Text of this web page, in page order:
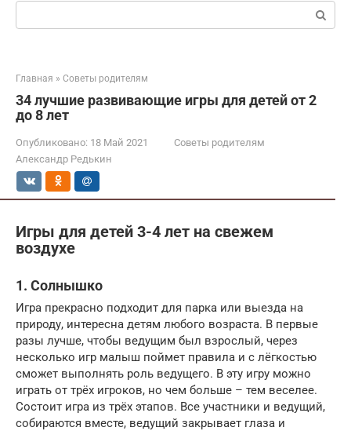
Поиск:
Главная » Советы родителям
34 лучшие развивающие игры для детей от 2
до 8 лет
Опубликовано: 18 Май 2021
Советы родителям
Александр Редькин
Игры для детей 3-4 лет на свежем
воздухе
1. Солнышко
Игра прекрасно подходит для парка или выезда на
природу, интересна детям любого возраста. В первые
разы лучше, чтобы ведущим был взрослый, через
несколько игр малыш поймет правила и с лёгкостью
сможет выполнять роль ведущего. В эту игру можно
играть от трёх игроков, но чем больше – тем веселее.
Состоит игра из трёх этапов. Все участники и ведущий,
собираются вместе, ведущий закрывает глаза и